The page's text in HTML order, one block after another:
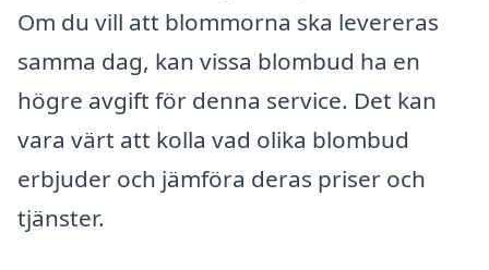
Om du vill att blommorna ska levereras
samma dag, kan vissa blombud ha en
högre avgift för denna service. Det kan
vara värt att kolla vad olika blombud
erbjuder och jämföra deras priser och
tjänster.